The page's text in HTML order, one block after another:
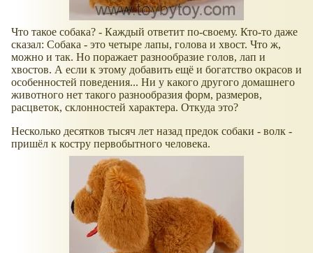
Что такое собака? - Каждый ответит по-своему. Кто-то даже
сказал: Собака - это четыре лапы, голова и хвост. Что ж,
можно и так. Но поражает разнообразие голов, лап и
хвостов. А если к этому добавить ещё и богатство окрасов и
особенностей поведения... Ни у какого другого домашнего
животного нет такого разнообразия форм, размеров,
расцветок, склонностей характера. Откуда это?
Несколько десятков тысяч лет назад предок собаки - волк -
пришёл к костру первобытного человека.